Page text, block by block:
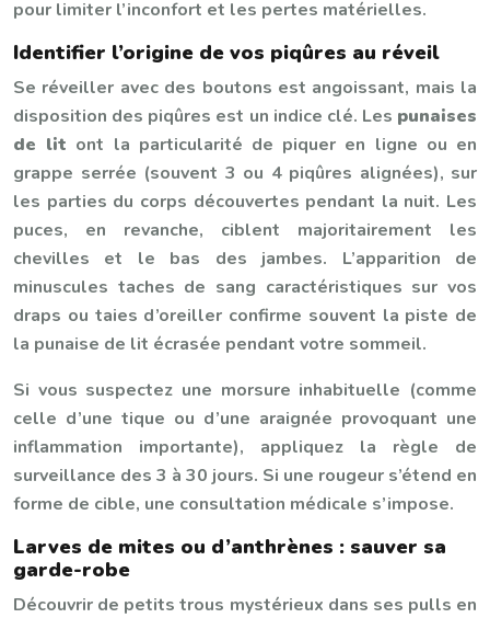
pour limiter l’inconfort et les pertes matérielles.
Identifier l’origine de vos piqûres au réveil
Se réveiller avec des boutons est angoissant, mais la
disposition des piqûres est un indice clé. Les punaises
de lit ont la particularité de piquer en ligne ou en
grappe serrée (souvent 3 ou 4 piqûres alignées), sur
les parties du corps découvertes pendant la nuit. Les
puces, en revanche, ciblent majoritairement les
chevilles et le bas des jambes. L’apparition de
minuscules taches de sang caractéristiques sur vos
draps ou taies d’oreiller confirme souvent la piste de
la punaise de lit écrasée pendant votre sommeil.
Si vous suspectez une morsure inhabituelle (comme
celle d’une tique ou d’une araignée provoquant une
inflammation importante), appliquez la règle de
surveillance des 3 à 30 jours. Si une rougeur s’étend en
forme de cible, une consultation médicale s’impose.
Larves de mites ou d’anthrènes : sauver sa
garde-robe
Découvrir de petits trous mystérieux dans ses pulls en